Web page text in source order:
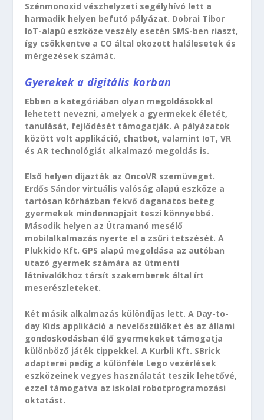
Szénmonoxid vészhelyzeti segélyhívó lett a
harmadik helyen befutó pályázat. Dobrai Tibor
IoT-alapú eszköze veszély esetén SMS-ben riaszt,
így csökkentve a CO által okozott halálesetek és
mérgezések számát.
Gyerekek a digitális korban
Ebben a kategóriában olyan megoldásokkal
lehetett nevezni, amelyek a gyermekek életét,
tanulását, fejlődését támogatják. A pályázatok
között volt applikáció, chatbot, valamint IoT, VR
és AR technológiát alkalmazó megoldás is.
Első helyen díjazták az OncoVR szemüveget.
Erdős Sándor virtuális valóság alapú eszköze a
tartósan kórházban fekvő daganatos beteg
gyermekek mindennapjait teszi könnyebbé.
Második helyen az Útramanó mesélő
mobilalkalmazás nyerte el a zsűri tetszését. A
Plukkido Kft. GPS alapú megoldása az autóban
utazó gyermek számára az útmenti
látnivalókhoz társít szakemberek által írt
meserészleteket.
Két másik alkalmazás különdíjas lett. A Day-to-
day Kids applikáció a nevelőszülőket és az állami
gondoskodásban élő gyermekeket támogatja
különböző játék tippekkel. A Kurbli Kft. SBrick
adapterei pedig a különféle Lego vezérlések
eszközeinek vegyes használatát teszik lehetővé,
ezzel támogatva az iskolai robotprogramozási
oktatást.